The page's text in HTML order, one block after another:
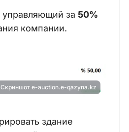
управляющий за 50%
компании.
Скриншот e-auction.e-qazyna.kz
здание